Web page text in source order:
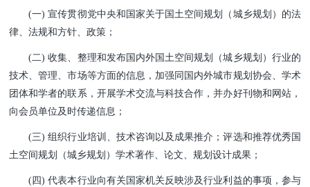
(一) 宣传贯彻党中央和国家关于国土空间规划（城乡规划）的法
律、法规和方针、政策；
(二) 收集、整理和发布国内外国土空间规划（城乡规划）行业的
技术、管理、市场等方面的信息，加强同国内外城市规划协会、学术
团体和学者的联系，开展学术交流与科技合作，并办好刊物和网站，
向会员单位及时传递信息；
(三) 组织行业培训、技术咨询以及成果推介；评选和推荐优秀国
土空间规划（城乡规划）学术著作、论文、规划设计成果；
(四) 代表本行业向有关国家机关反映涉及行业利益的事项，参与